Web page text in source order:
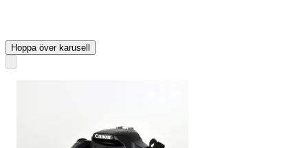
Hoppa över karusell